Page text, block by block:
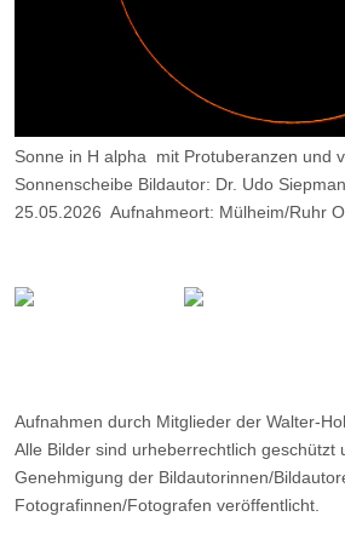
Sonne in H alpha mit Protuberanzen und
Sonnenscheibe Bildautor: Dr. Udo
25.05.2026 Aufnahmeort: Mülheim/Ruhr
Aufnahmen durch Mitglieder der Walter-
Alle Bilder sind urheberrechtlich geschützt
Genehmigung der Bildautorinnen/
Fotografinnen/Fotografen veröffentlicht.